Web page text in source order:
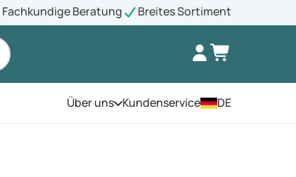
Fachkundige Beratung Breites Sortiment
Über unsÖffnen Sie das Menü
Kundenservice DE